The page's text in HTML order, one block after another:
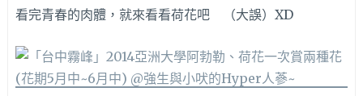
看完青春的肉體，就來看看荷花吧 （大誤）XD